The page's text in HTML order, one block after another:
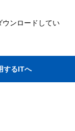
ウンロードしてい
するITへ